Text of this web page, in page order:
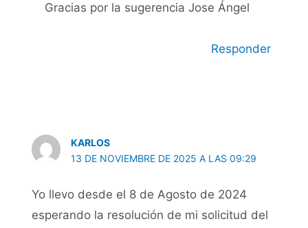
Gracias por la sugerencia Jose Ángel
Responder
KARLOS
13 DE NOVIEMBRE DE 2025 A LAS 09:29
Yo llevo desde el 8 de Agosto de 2024
esperando la resolución de mi solicitud del